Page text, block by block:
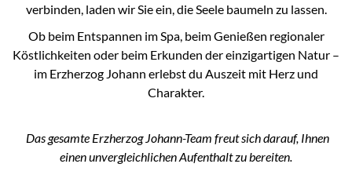
verbinden, laden wir Sie ein, die Seele baumeln zu lassen.
Ob beim Entspannen im Spa, beim Genießen regionaler
Köstlichkeiten oder beim Erkunden der einzigartigen Natur –
im Erzherzog Johann erlebst du Auszeit mit Herz und
Charakter.
Das gesamte Erzherzog Johann-Team freut sich darauf, Ihnen
einen unvergleichlichen Aufenthalt zu bereiten.